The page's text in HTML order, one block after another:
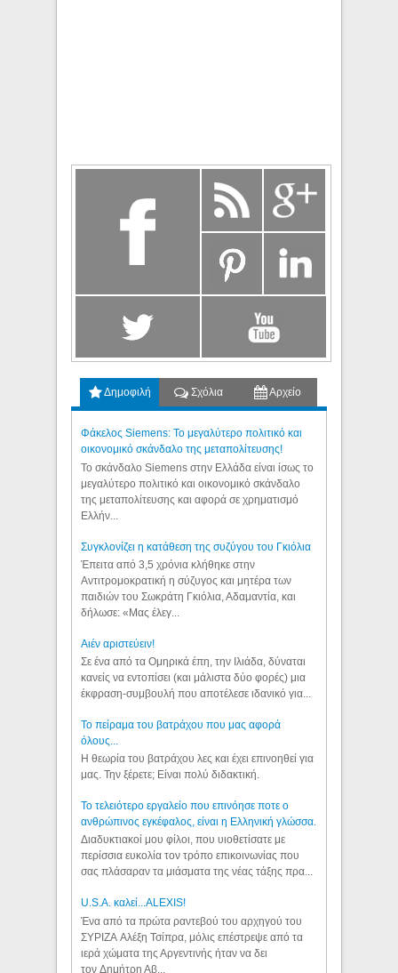
Δημοφιλή Σχόλια Αρχείο
Φάκελος Siemens: Το μεγαλύτερο πολιτικό και
οικονομικό σκάνδαλο της μεταπολίτευσης!
Το σκάνδαλο Siemens στην Ελλάδα είναι ίσως το
μεγαλύτερο πολιτικό και οικονομικό σκάνδαλο
της μεταπολίτευσης και αφορά σε χρηματισμό
Ελλήν...
Συγκλονίζει η κατάθεση της συζύγου του Γκιόλια
Έπειτα από 3,5 χρόνια κλήθηκε στην
Αντιτρομοκρατική η σύζυγος και μητέρα των
παιδιών του Σωκράτη Γκιόλια, Αδαμαντία, και
δήλωσε: «Μας έλεγ...
Aιέν αριστεύειν!
Σε ένα από τα Ομηρικά έπη, την Ιλιάδα, δύναται
κανείς να εντοπίσει (και μάλιστα δύο φορές) μια
έκφραση-συμβουλή που αποτέλεσε ιδανικό για...
Το πείραμα του βατράχου που μας αφορά
όλους...
Η θεωρία του βατράχου λες και έχει επινοηθεί για
μας. Την ξέρετε; Είναι πολύ διδακτική.
Το τελειότερο εργαλείο που επινόησε ποτε ο
ανθρώπινος εγκέφαλος, είναι η Ελληνική γλώσσα.
Διαδυκτιακοί μου φίλοι, που υιοθετίσατε με
περίσσια ευκολία τον τρόπο επικοινωνίας που
σας πλάσαραν τα μιάσματα της νέας τάξης πρα...
U.S.A. καλεί...ALEXIS!
Ένα από τα πρώτα ραντεβού του αρχηγού του
ΣΥΡΙΖΑ Αλέξη Τσίπρα, μόλις επέστρεψε από τα
ιερά χώματα της Αργεντινής ήταν να δει
τον Δημήτρη Αβ...